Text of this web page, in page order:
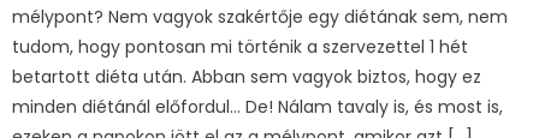
mélypont? Nem vagyok szakértője egy diétának sem, nem
tudom, hogy pontosan mi történik a szervezettel 1 hét
betartott diéta után. Abban sem vagyok biztos, hogy ez
minden diétánál előfordul… De! Nálam tavaly is, és most is,